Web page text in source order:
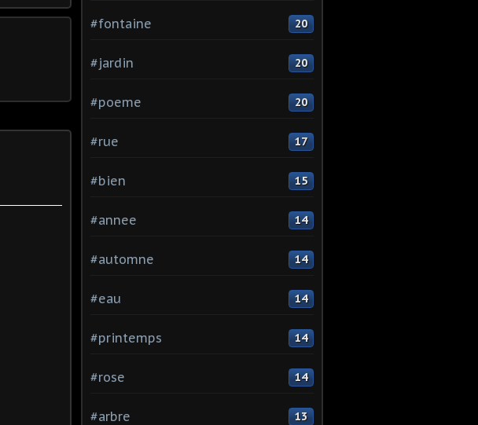
#fontaine 20
#jardin 20
#poeme 20
#rue 17
#bien 15
#annee 14
#automne 14
#eau 14
#printemps 14
#rose 14
#arbre 13